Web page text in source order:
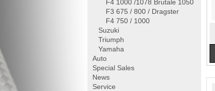
F4 1000 /1078 Brutale 1050
F3 675 / 800 / Dragster
F4 750 / 1000
Suzuki
Triumph
Yamaha
Auto
Special Sales
News
Service